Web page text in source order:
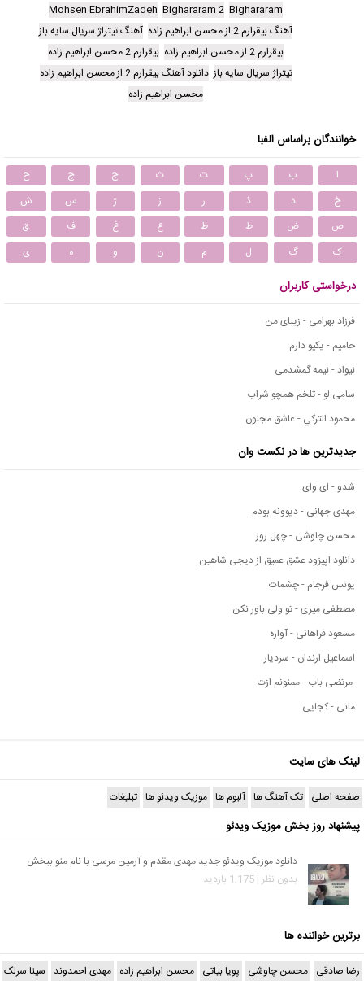
Bighararam
Bighararam 2
Mohsen EbrahimZadeh
آهنگ بیقرارم 2 از محسن ابراهیم زاده
آهنگ تیتراژ سریال سایه باز
بیقرارم 2 از محسن ابراهیم زاده
بیقرارم 2 محسن ابراهیم زاده
تیتراژ سریال سایه باز دانلود آهنگ بیقرارم 2 از محسن ابراهیم زاده
محسن ابراهیم زاده
خوانندگان براساس الفبا
ا ب پ ت ث ج چ
ح
خ
د ذ ر ز ژ س
ش
ص
ض ط ظ ع غ ف
ق
ک
گ ل م ن و ه ی
درخواستی کاربران
فرزاد بهرامی - زیبای من
حامیم - یکیو دارم
نیواد - نیمه گمشدمی
سامی لو - تلخم همچو شراب
محمود التركي - عاشق مجنون
جدیدترین ها در نکست وان
شدو - ای وای
مهدی جهانی - دیوونه بودم
محسن چاوشی - چهل روز
دانلود اپیزود عشق عمیق از دیجی شاهین
یونس فرجام - چشمات
مصطفی میری - تو ولی باور نکن
مسعود فراهانی - آواره
اسماعیل ارندان - سردیار
مرتضی باب - ممنونم ازت
مانی - کجایی
لینک های سایت
صفحه اصلی تک آهنگ ها آلبوم ها موزیک ویدئو ها تبلیغات
پیشنهاد روز بخش موزیک ویدئو
دانلود موزیک ویدئو جدید مهدی مقدم و آرمین مرسی با نام منو ببخش
بدون نظر | 1,175 بازدید
برترین خواننده ها
رضا صادقی محسن چاوشی پویا بیاتی محسن ابراهیم زاده مهدی احمدوند سینا سرلک